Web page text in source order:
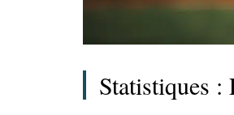
Statistiques :